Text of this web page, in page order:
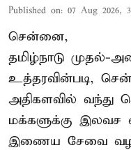
Published on: 07 Aug 2026,
சென்னை,
தமிழ்நாடு முதல்-
உத்தரவின்படி,
அதிகளவில் வந்து
மக்களுக்கு இலவச
இணைய சேவை